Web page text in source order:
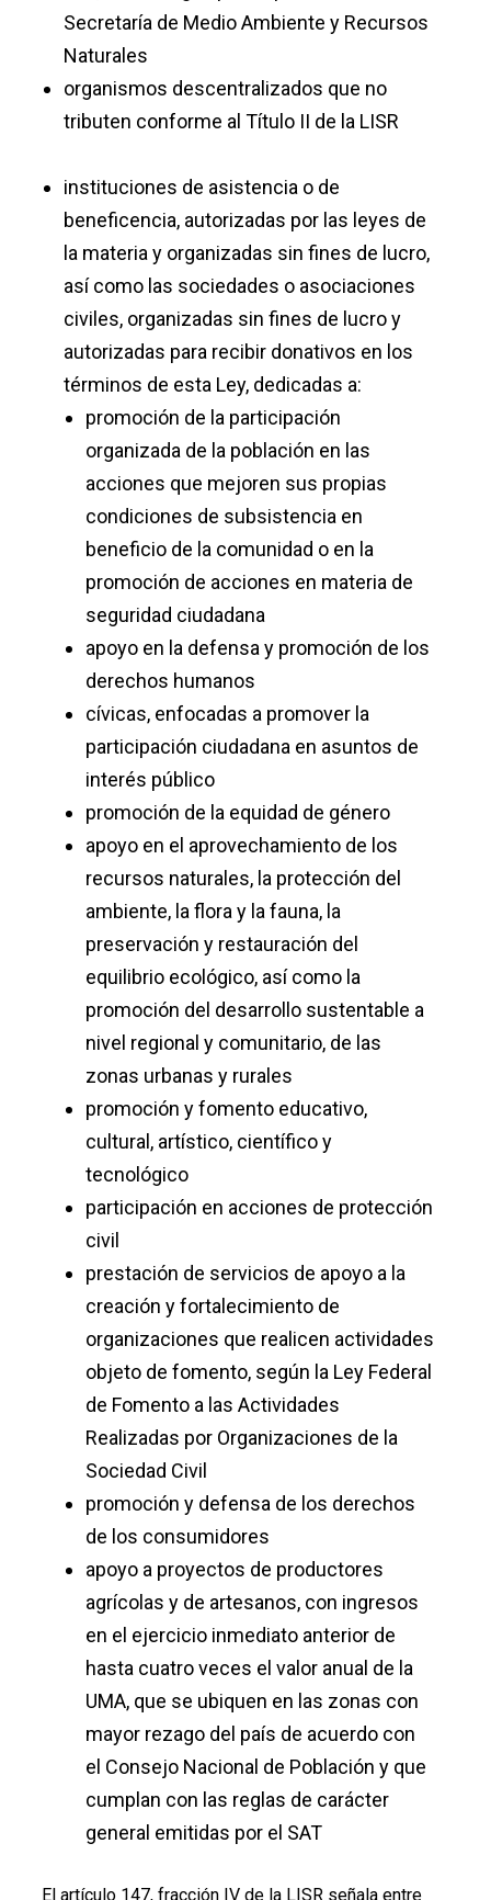
Secretaría de Medio Ambiente y Recursos
Naturales
organismos descentralizados que no
tributen conforme al Título II de la LISR
instituciones de asistencia o de
beneficencia, autorizadas por las leyes de
la materia y organizadas sin fines de lucro,
así como las sociedades o asociaciones
civiles, organizadas sin fines de lucro y
autorizadas para recibir donativos en los
términos de esta Ley, dedicadas a:
promoción de la participación
organizada de la población en las
acciones que mejoren sus propias
condiciones de subsistencia en
beneficio de la comunidad o en la
promoción de acciones en materia de
seguridad ciudadana
apoyo en la defensa y promoción de los
derechos humanos
cívicas, enfocadas a promover la
participación ciudadana en asuntos de
interés público
promoción de la equidad de género
apoyo en el aprovechamiento de los
recursos naturales, la protección del
ambiente, la flora y la fauna, la
preservación y restauración del
equilibrio ecológico, así como la
promoción del desarrollo sustentable a
nivel regional y comunitario, de las
zonas urbanas y rurales
promoción y fomento educativo,
cultural, artístico, científico y
tecnológico
participación en acciones de protección
civil
prestación de servicios de apoyo a la
creación y fortalecimiento de
organizaciones que realicen actividades
objeto de fomento, según la Ley Federal
de Fomento a las Actividades
Realizadas por Organizaciones de la
Sociedad Civil
promoción y defensa de los derechos
de los consumidores
apoyo a proyectos de productores
agrícolas y de artesanos, con ingresos
en el ejercicio inmediato anterior de
hasta cuatro veces el valor anual de la
UMA, que se ubiquen en las zonas con
mayor rezago del país de acuerdo con
el Consejo Nacional de Población y que
cumplan con las reglas de carácter
general emitidas por el SAT
El artículo 147, fracción IV de la LISR señala entre